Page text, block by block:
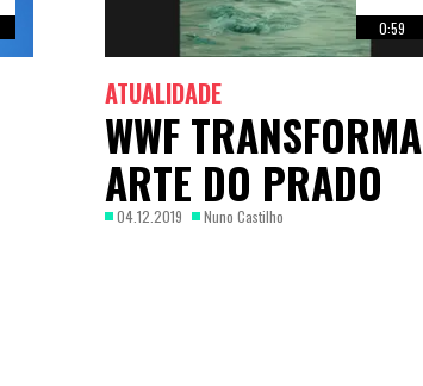
0:59
ATUALIDADE
WWF TRANSFORMA
ARTE DO PRADO
04.12.2019 Nuno Castilho